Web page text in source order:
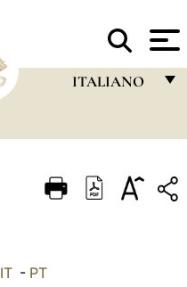
ITALIANO
ITALIANO
IT- PT